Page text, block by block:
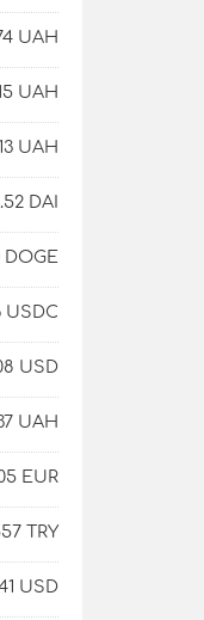
UAH
UAH
UAH
DAI
DOGE
USDC
USD
UAH
EUR
TRY
USD